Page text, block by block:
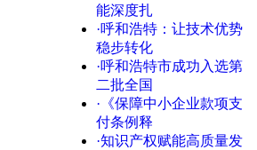
能深度扎
·呼和浩特：让技术优势
稳步转化
·呼和浩特市成功入选第
二批全国
·《保障中小企业款项支
付条例释
·知识产权赋能高质量发